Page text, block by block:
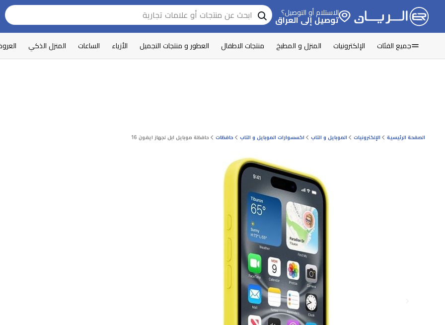
الاستلام أو التوصيل؟
توصيل إلى العراق
جميع الفئات الإلكترونيات المنزل و المطبخ منتجات الاطفال العطور و منتجات التجميل الأزياء الساعات المنزل الذكي
الصفحة الرئيسية الإلكترونيات الموبايل و التاب اكسسوارات الموبايل و التاب حافظات حافظة موبايل ابل لجهاز ايفون 16